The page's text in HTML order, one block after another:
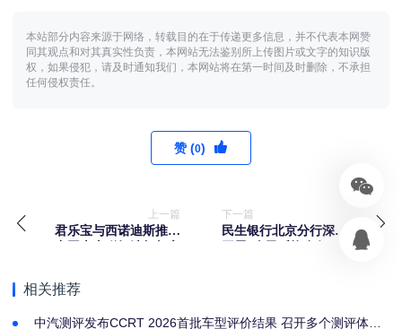
本站部分内容来源于网络，转载目的在于传递更多信息，并不代表本网赞
同其观点和对其真实性负责，本网站无法鉴别所上传图片或文字的知识版
权，如果侵犯，请及时通知我们，本网站将在第一时间及时删除，不承担
任何侵权责任。
赞 (0)
上一篇
君乐宝与西诺迪斯推出
下一篇
民生银行北京分行深入
相关推荐
中汽测评发布CCRT 2026首批车型评价结果 召开多个测评体系